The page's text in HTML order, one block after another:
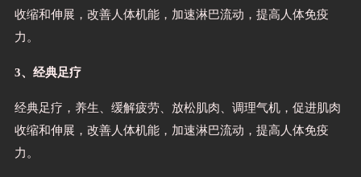
收缩和伸展，改善人体机能，加速淋巴流动，提高人体免疫
力。
3、经典足疗
经典足疗，养生、缓解疲劳、放松肌肉、调理气机，促进肌肉
收缩和伸展，改善人体机能，加速淋巴流动，提高人体免疫
力。